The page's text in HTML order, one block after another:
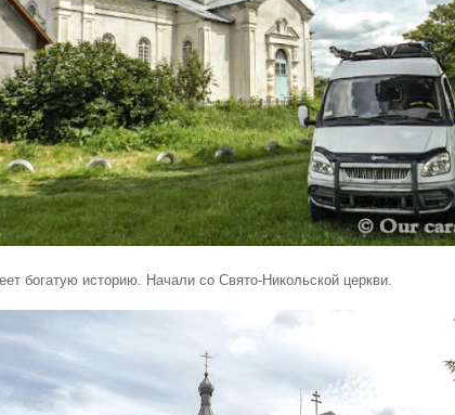
богатую историю. Начали со Свято-Никольской церкви.